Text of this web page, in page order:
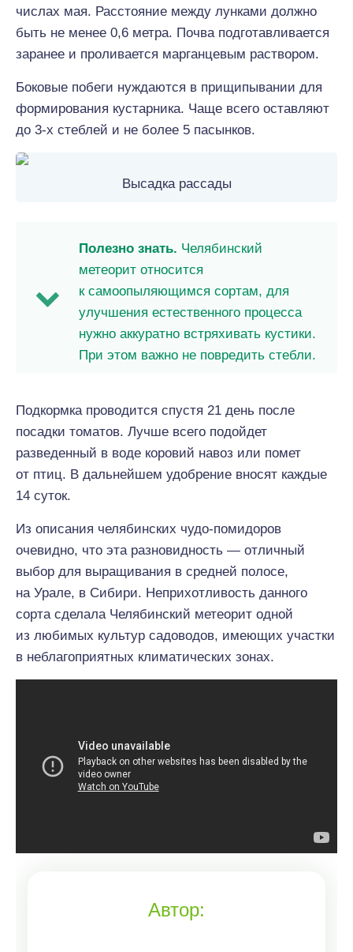
числах мая. Расстояние между лунками должно
быть не менее 0,6 метра. Почва подготавливается
заранее и проливается марганцевым раствором.
Боковые побеги нуждаются в прищипывании для
формирования кустарника. Чаще всего оставляют
до 3-х стеблей и не более 5 пасынков.
Высадка рассады
Полезно знать. Челябинский
метеорит относится
к самоопыляющимся сортам, для
улучшения естественного процесса
нужно аккуратно встряхивать кустики.
При этом важно не повредить стебли.
Подкормка проводится спустя 21 день после
посадки томатов. Лучше всего подойдет
разведенный в воде коровий навоз или помет
от птиц. В дальнейшем удобрение вносят каждые
14 суток.
Из описания челябинских чудо-помидоров
очевидно, что эта разновидность — отличный
выбор для выращивания в средней полосе,
на Урале, в Сибири. Неприхотливость данного
сорта сделала Челябинский метеорит одной
из любимых культур садоводов, имеющих участки
в неблагоприятных климатических зонах.
Автор: